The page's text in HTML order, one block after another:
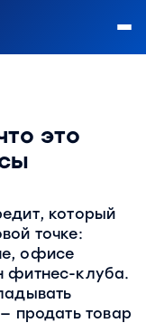
это
который
точке:
офисе
фитнес-клуба.
продать товар